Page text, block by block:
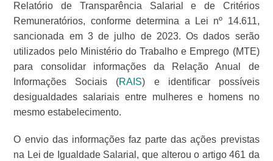
Relatório de Transparência Salarial e de Critérios
Remuneratórios, conforme determina a Lei nº 14.611,
sancionada em 3 de julho de 2023. Os dados serão
utilizados pelo Ministério do Trabalho e Emprego (MTE)
para consolidar informações da Relação Anual de
Informações Sociais (RAIS) e identificar possíveis
desigualdades salariais entre mulheres e homens no
mesmo estabelecimento.
O envio das informações faz parte das ações previstas
na Lei de Igualdade Salarial, que alterou o artigo 461 da